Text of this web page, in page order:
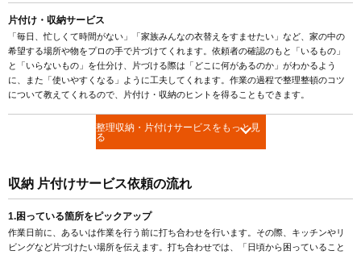
片付け・収納サービス
「毎日、忙しくて時間がない」「家族みんなの衣替えをすませたい」など、家の中の
希望する場所や物をプロの手で片づけてくれます。依頼者の確認のもと「いるもの」
と「いらないもの」を仕分け、片づける際は「どこに何があるのか」がわかるよう
に、また「使いやすくなる」ように工夫してくれます。作業の過程で整理整頓のコツ
について教えてくれるので、片付け・収納のヒントを得ることもできます。
整理収納・片付けサービスをもっと見
る
収納 片付けサービス依頼の流れ
1.困っている箇所をピックアップ
作業日前に、あるいは作業を行う前に打ち合わせを行います。その際、キッチンやリ
ビングなど片づけたい場所を伝えます。打ち合わせでは、「日頃から困っていること